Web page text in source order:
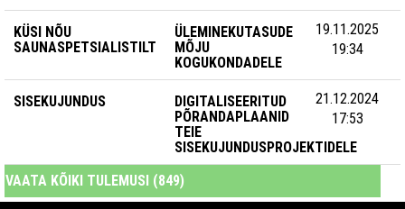
KÜSI NÕU
SAUNASPETSIALISTILT
ÜLEMINEKUTASUDE
MÕJU
KOGUKONDADELE
19.11.2025
19:34
SISEKUJUNDUS
DIGITALISEERITUD
PÕRANDAPLAANID
TEIE
SISEKUJUNDUSPROJEKTIDELE
21.12.2024
17:53
VAATA KÕIKI TULEMUSI (849)